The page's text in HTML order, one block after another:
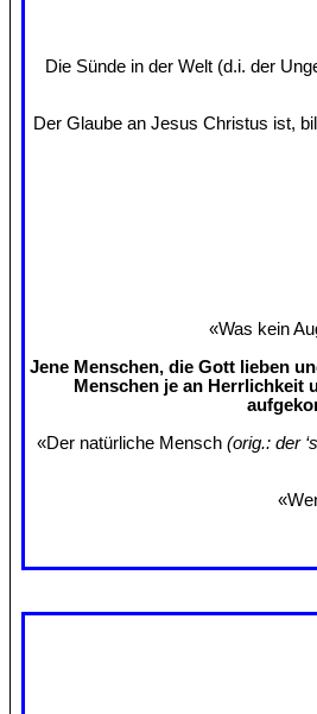
Die Sünde in der Welt (d.i. der
Der Glaube an Jesus Christus ist,
«Was kein
Jene Menschen, die Gott lieben
Menschen je an Herrlichkeit
«Der natürliche Mensch (orig.: der